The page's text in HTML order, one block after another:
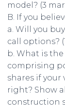
model? (3
B. If you
a. Will you
call options?
b. What is
comprising
shares if
right? Show
construction